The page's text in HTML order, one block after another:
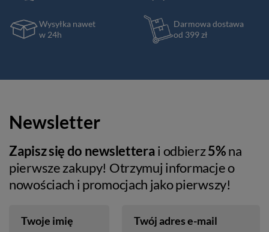
Wysyłka nawet
w 24h
Darmowa dostawa
od 399 zł
Newsletter
Zapisz się do newsletterai odbierz5%na
pierwsze zakupy! Otrzymuj informacje o
nowościach i promocjach jako pierwszy!
Twoje imię Twój adres e-mail